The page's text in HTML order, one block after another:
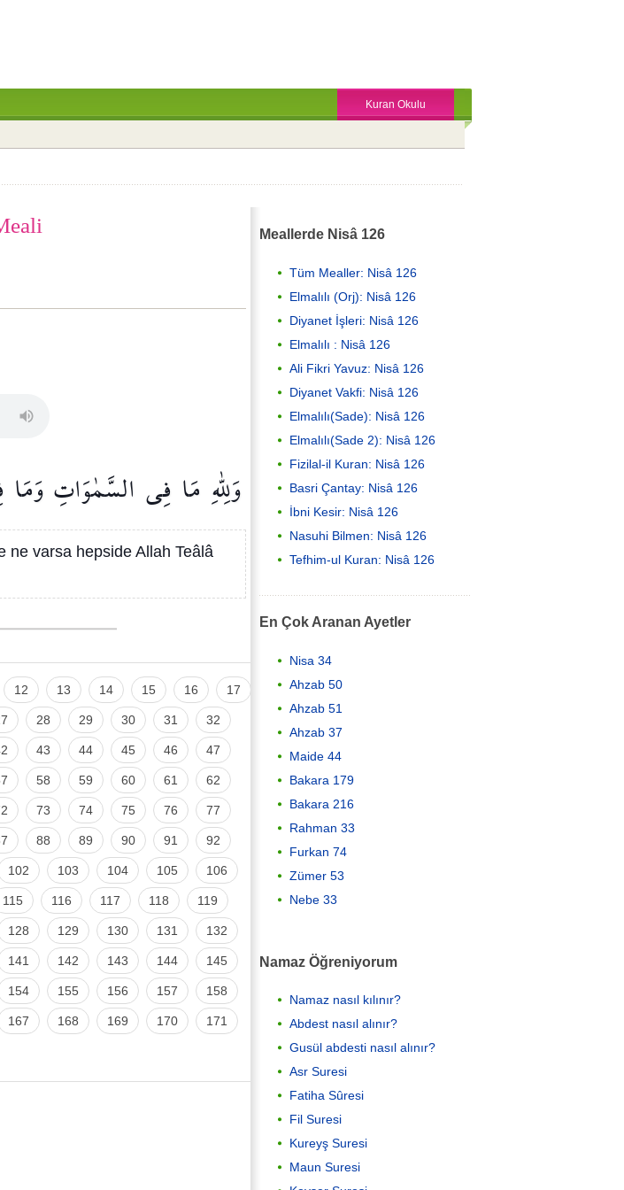
Kuran Okulu
وَلِلّٰهِ مَا فِي السَّمٰوَاتِوَمَا
ne varsa hepside Allah Teâlâ
12 13 14 15 16 17
28 29 30 31 32
43 44 45 46 47
58 59 60 61 62
73 74 75 76 77
88 89 90 91 92
102 103 104 105 106
115 116 117 118 119
128 129 130 131 132
141 142 143 144 145
154 155 156 157 158
167 168 169 170 171
Meallerde Nisâ 126
Tüm Mealler: Nisâ 126
Elmalılı (Orj): Nisâ 126
Diyanet İşleri: Nisâ 126
Elmalılı : Nisâ 126
Ali Fikri Yavuz: Nisâ 126
Diyanet Vakfi: Nisâ 126
Elmalılı(Sade): Nisâ 126
Elmalılı(Sade 2): Nisâ 126
Fizilal-il Kuran: Nisâ 126
Basri Çantay: Nisâ 126
İbni Kesir: Nisâ 126
Nasuhi Bilmen: Nisâ 126
Tefhim-ul Kuran: Nisâ 126
En Çok Aranan Ayetler
Nisa 34
Ahzab 50
Ahzab 51
Ahzab 37
Maide 44
Bakara 179
Bakara 216
Rahman 33
Furkan 74
Zümer 53
Nebe 33
Namaz Öğreniyorum
Namaz nasıl kılınır?
Abdest nasıl alınır?
Gusül abdesti nasıl alınır?
Asr Suresi
Fatiha Sûresi
Fil Suresi
Kureyş Suresi
Maun Suresi